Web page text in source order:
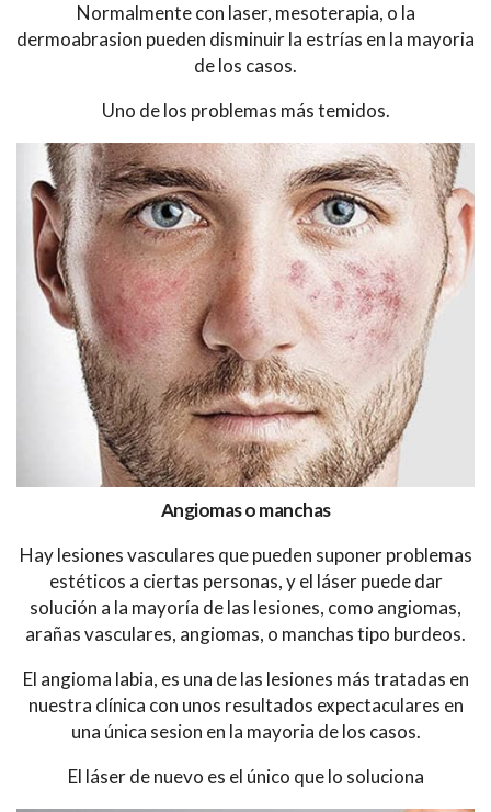
Normalmente con laser, mesoterapia, o la
dermoabrasion pueden disminuir la estrías en la mayoria
de los casos.
Uno de los problemas más temidos.
Angiomas o manchas
Hay lesiones vasculares que pueden suponer problemas
estéticos a ciertas personas, y el láser puede dar
solución a la mayoría de las lesiones, como angiomas,
arañas vasculares, angiomas, o manchas tipo burdeos.
El angioma labia, es una de las lesiones más tratadas en
nuestra clínica con unos resultados expectaculares en
una única sesion en la mayoria de los casos.
El láser de nuevo es el único que lo soluciona